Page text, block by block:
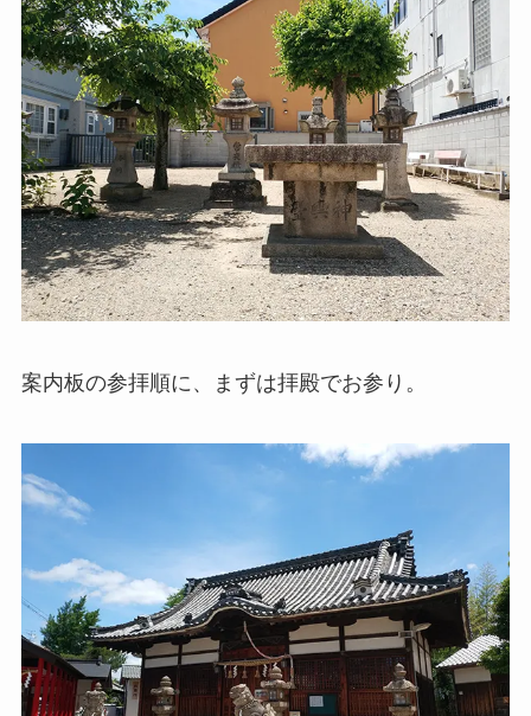
案内板の参拝順に、まずは拝殿でお参り。